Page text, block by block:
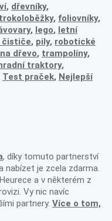
, dřevníky,
, foliovníky,
, lego, letní
čističe, pily, robotické
dřevo, trampolíny,
traktory,
Test praček, Nejlepší
, díky tomuto partnerství
nabízet je zcela zdarma.
a v některém z
Vy nic navíc
partnery. Více o tom,